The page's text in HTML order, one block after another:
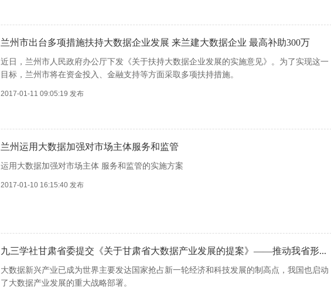
兰州市出台多项措施扶持大数据企业发展 来兰建大数据企业 最高补助300万
近日，兰州市人民政府办公厅下发《关于扶持大数据企业发展的实施意见》。为了实现这一
目标，兰州市将在资金投入、金融支持等方面采取多项扶持措施。
2017-01-11 09:05:19 发布
兰州运用大数据加强对市场主体服务和监管
运用大数据加强对市场主体 服务和监管的实施方案
2017-01-10 16:15:40 发布
九三学社甘肃省委提交《关于甘肃省大数据产业发展的提案》——推动我省形...
大数据新兴产业已成为世界主要发达国家抢占新一轮经济和科技发展的制高点，我国也启动
了大数据产业发展的重大战略部署。